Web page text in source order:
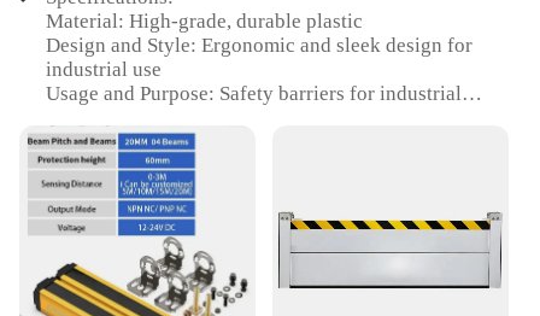
Material: High-grade, durable plastic
Design and Style: Ergonomic and sleek design for
industrial use
Usage and Purpose: Safety barriers for industrial
Typical Adaptive Scenario: Warehouses, factories,
and construction sites
Shape or Size or Weight or Quantity: Adjustable and
lightweight for easy handling
Performance and Property: Resistant to impact and
corrosion
Features: